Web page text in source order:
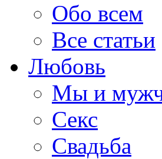
Обо всем
Все статьи
Любовь
Мы и
Секс
Свадьба